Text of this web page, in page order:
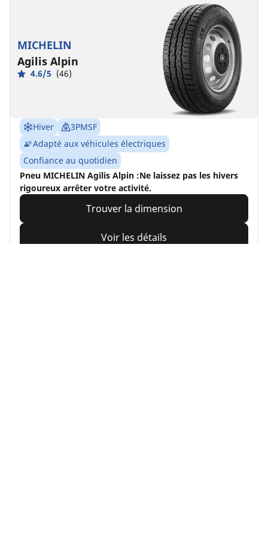
MICHELIN
Agilis Alpin
4.6/5 (46)
Hiver
3PMSF
Adapté aux véhicules électriques
Confiance au quotidien
Pneu MICHELIN Agilis Alpin :Ne laissez pas les hivers
rigoureux arrêter votre activité.
Trouver la dimension
Voir les détails